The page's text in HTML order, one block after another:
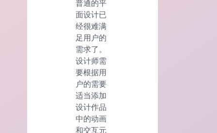
普通的平
面设计已
经很难满
足用户的
需求了。
设计师需
要根据用
户的需要
适当添加
设计作品
中的动画
和交互元